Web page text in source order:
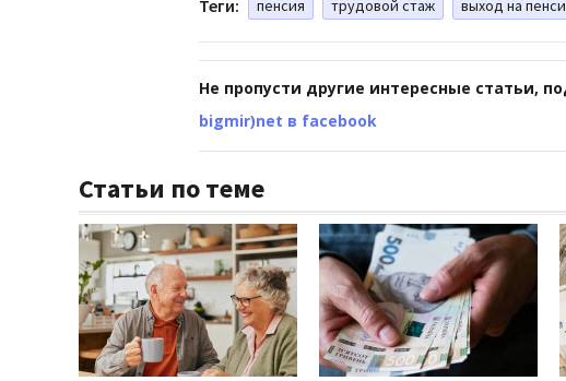
Теги: пенсия трудовой стаж выход на
Не пропусти другие интересные статьи,
bigmir)net в facebook
Статьи по теме